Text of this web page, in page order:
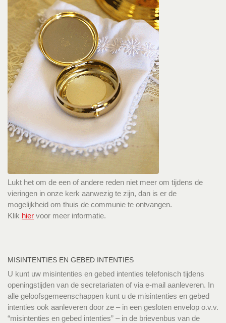
Lukt het om de een of andere reden niet meer om tijdens de
vieringen in onze kerk aanwezig te zijn, dan is er de
mogelijkheid om thuis de communie te ontvangen.
Klik hier voor meer informatie.
MISINTENTIES EN GEBED INTENTIES
U kunt uw misintenties en gebed intenties telefonisch tijdens
openingstijden van de secretariaten of via e-mail aanleveren. In
alle geloofsgemeenschappen kunt u de misintenties en gebed
intenties ook aanleveren door ze – in een gesloten envelop o.v.v.
“misintenties en gebed intenties” – in de brievenbus van de